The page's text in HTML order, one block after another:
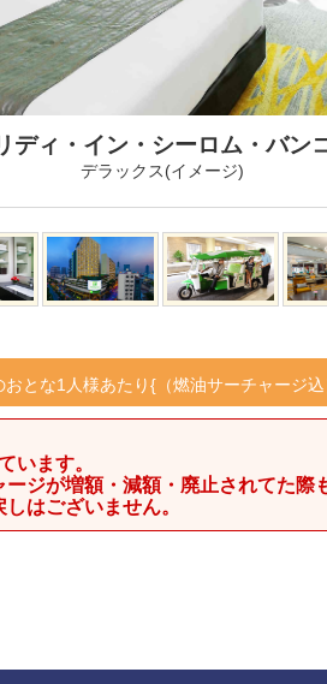
ディ・イン・シーロム・バン
デラックス(イメージ)
とな1人様あたり{（燃油サーチャージ込
います。
ジが増額・減額・廃止されてた際
はございません。